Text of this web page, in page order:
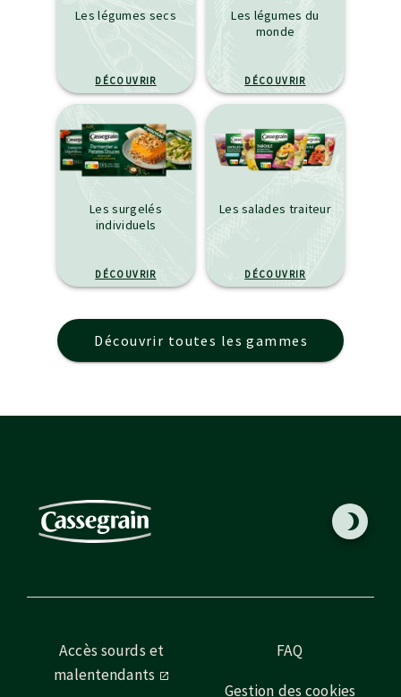
Les légumes secs
DÉCOUVRIR
Les légumes du
monde
DÉCOUVRIR
Les surgelés
individuels
DÉCOUVRIR
Les salades traiteur
DÉCOUVRIR
Découvrir toutes les gammes
Accès sourds et
malentendants
FAQ
Gestion des cookies